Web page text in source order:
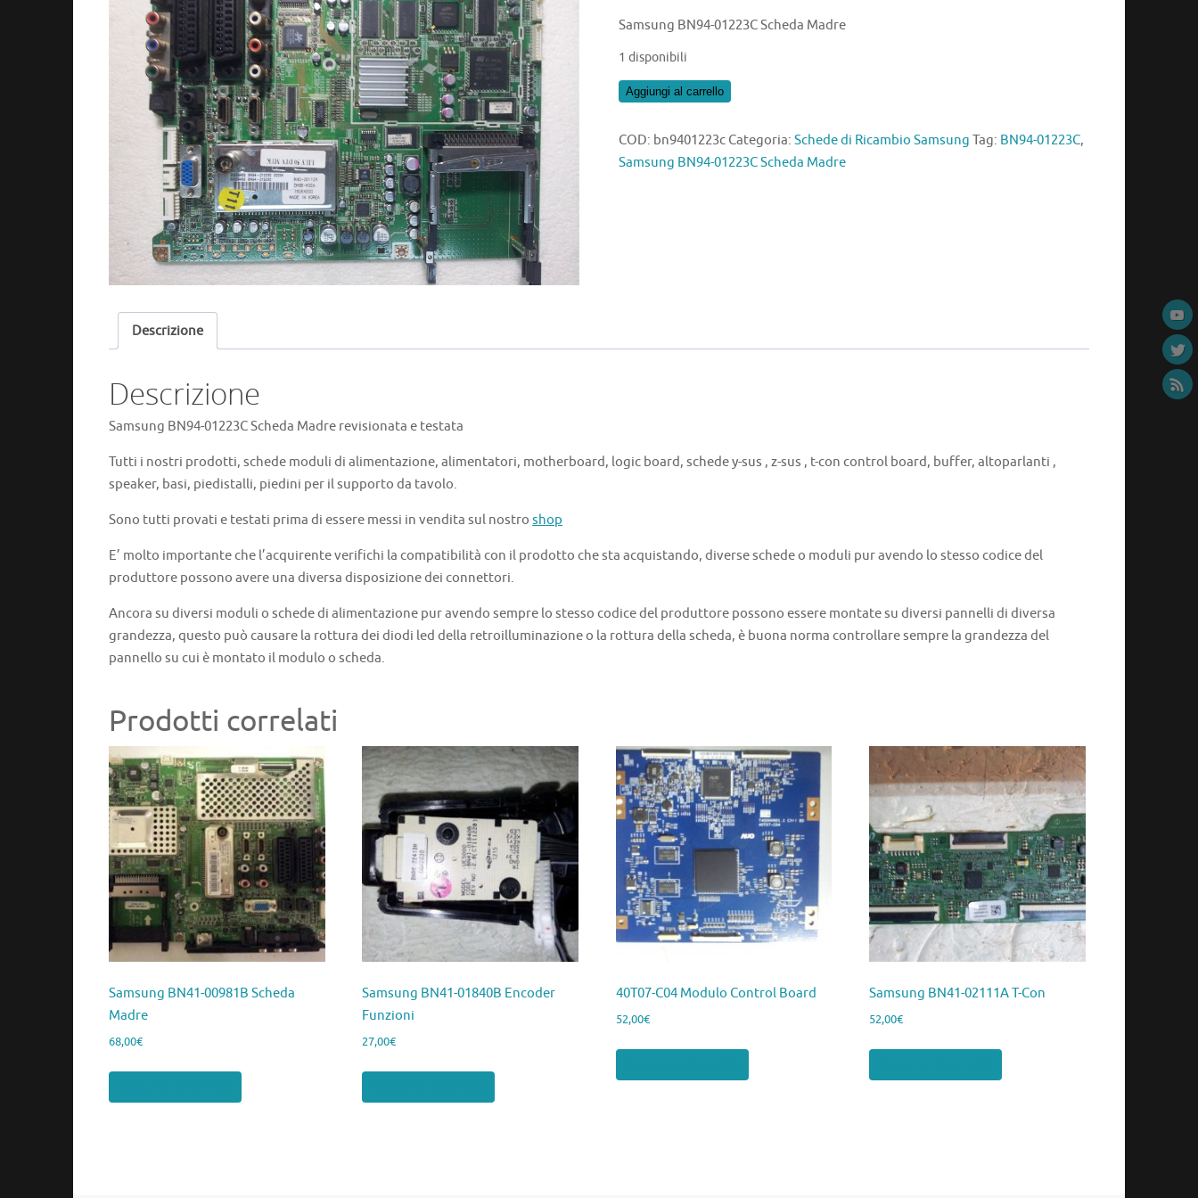
Samsung BN94-01223C Scheda Madre
1 disponibili
Samsung
01223C
Scheda
Aggiungi al carrello
COD: bn9401223c Categoria: Schede di Ricambio Samsung Tag: BN94-01223C,
Samsung BN94-01223C Scheda Madre
Descrizione
Descrizione
Samsung BN94-01223C Scheda Madre revisionata e testata
Tutti i nostri prodotti, schede moduli di alimentazione, alimentatori, motherboard, logic board, schede y-sus , z-sus , t-con control board, buffer, altoparlanti ,
speaker, basi, piedistalli, piedini per il supporto da tavolo.
Sono tutti provati e testati prima di essere messi in vendita sul nostro shop
E’ molto importante che l’acquirente verifichi la compatibilità con il prodotto che sta acquistando, diverse schede o moduli pur avendo lo stesso codice del
produttore possono avere una diversa disposizione dei connettori.
Ancora su diversi moduli o schede di alimentazione pur avendo sempre lo stesso codice del produttore possono essere montate su diversi pannelli di diversa
grandezza, questo può causare la rottura dei diodi led della retroilluminazione o la rottura della scheda, è buona norma controllare sempre la grandezza del
pannello su cui è montato il modulo o scheda.
Prodotti correlati
Samsung BN41-00981B Scheda
Madre
68,00€
Samsung BN41-01840B Encoder
Funzioni
27,00€
40T07-C04 Modulo Control Board
52,00€
Samsung BN41-02111A T-Con
52,00€